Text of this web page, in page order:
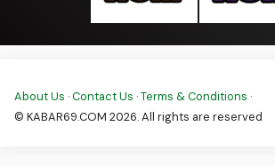
About Us ·Contact Us ·Terms & Conditions ·
© KABAR69.COM 2026. All rights are reserved